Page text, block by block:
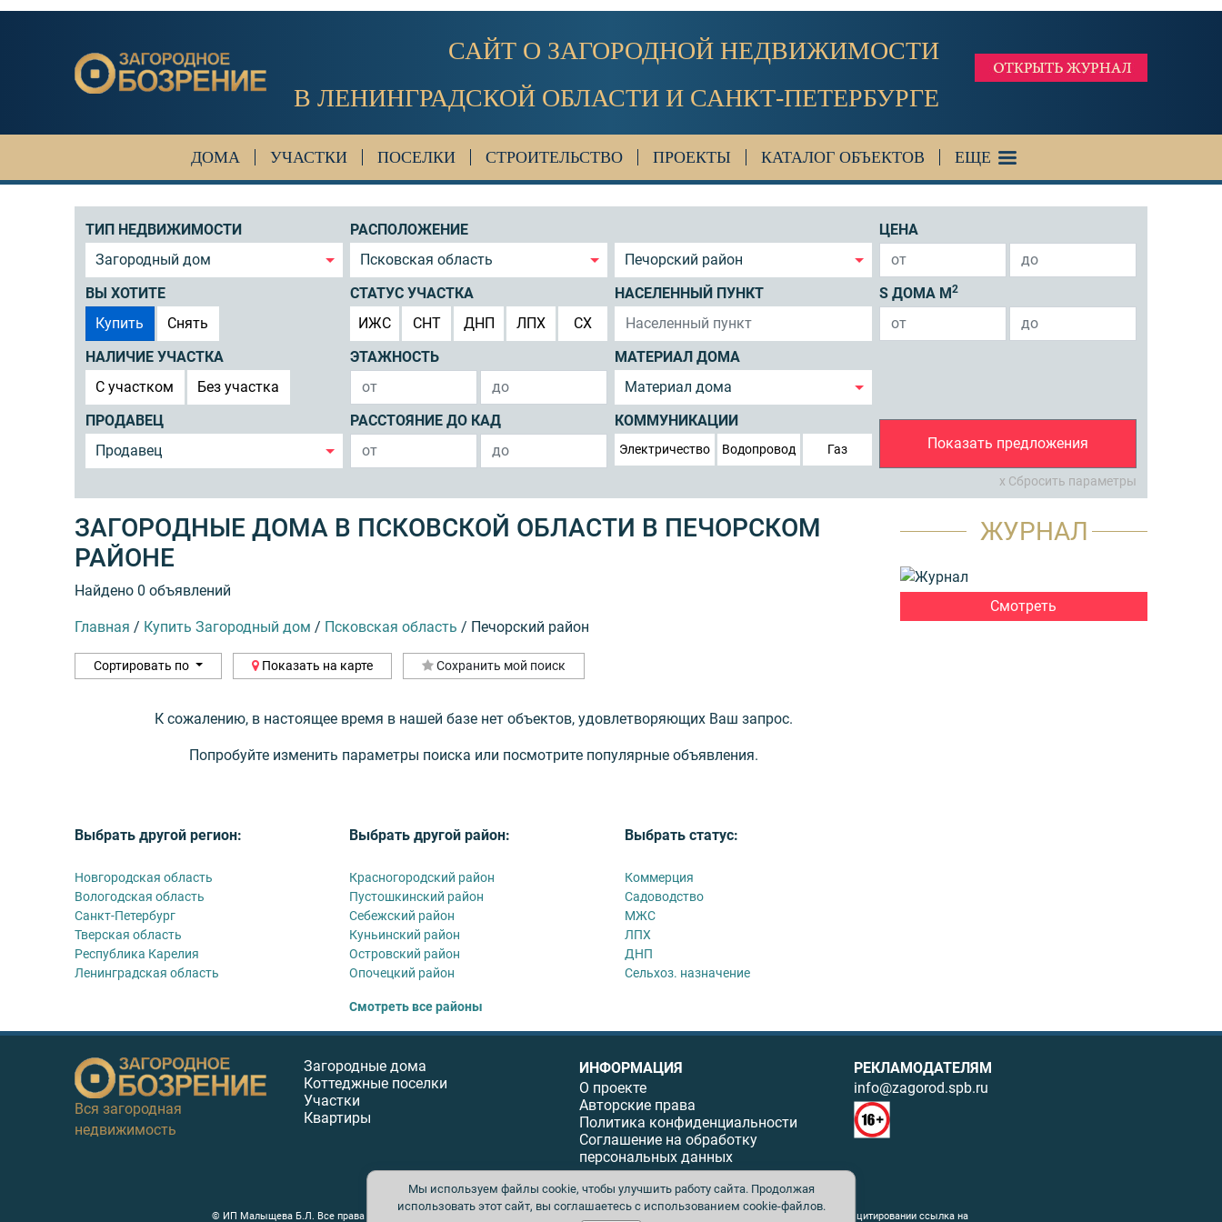
САЙТ О ЗАГОРОДНОЙ НЕДВИЖИМОСТИ
В ЛЕНИНГРАДСКОЙ ОБЛАСТИ И САНКТ-ПЕТЕРБУРГЕ
ДОМА УЧАСТКИ ПОСЕЛКИ СТРОИТЕЛЬСТВО ПРОЕКТЫ КАТАЛОГ ОБЪЕКТОВ ЕЩЕ
ТИП НЕДВИЖИМОСТИ
Загородный дом
РАСПОЛОЖЕНИЕ
Псковская область
Печорский район
ЦЕНА
ВЫ ХОТИТЕ
Купить
Снять
СТАТУС УЧАСТКА
ИЖС
СНТ ДНП ЛПХ СХ
НАСЕЛЕННЫЙ ПУНКТ S ДОМА М 2
НАЛИЧИЕ УЧАСТКА
C участком
Без участка
ЭТАЖНОСТЬ
МАТЕРИАЛ ДОМА
Материал дома
ПРОДАВЕЦ
Продавец
РАССТОЯНИЕ ДО КАД КОММУНИКАЦИИ
Электричество Водопровод Газ Показать предложения
x Сбросить параметры
ЗАГОРОДНЫЕ ДОМА В ПСКОВСКОЙ ОБЛАСТИ В ПЕЧОРСКОМ
РАЙОНЕ
Найдено 0 объявлений
Главная / Купить Загородный дом / Псковская область / Печорский район
Сортировать по Показать на карте Сохранить мой поиск
К сожалению, в настоящее время в нашей базе нет объектов, удовлетворяющих Ваш запрос.
Попробуйте изменить параметры поиска или посмотрите популярные объявления.
Выбрать другой регион:
Новгородская область
Вологодская область
Санкт-Петербург
Тверская область
Республика Карелия
Ленинградская область
Выбрать другой район:
Красногородский район
Пустошкинский район
Себежский район
Куньинский район
Островский район
Опочецкий район
Смотреть все районы
Выбрать статус:
Коммерция
Садоводство
МЖС
ЛПХ
ДНП
Сельхоз. назначение
ЖУРНАЛ
Смотреть
Вся загородная
недвижимость
Загородные дома
Коттеджные поселки
Участки
Квартиры
ИНФОРМАЦИЯ
О проекте
Авторские права
Политика конфиденциальности
Соглашение на обработку
персональных данных
РЕКЛАМОДАТЕЛЯМ
info@zagorod.spb.ru
© ИП Малыщева Б.Л. Все права защищены. Перепечатка материалов данного сайта возможна только с письменного разрешения. При цитировании ссылка на
Мы используем файлы cookie, чтобы улучшить работу сайта. Продолжая
использовать этот сайт, вы соглашаетесь с использованием cookie-файлов.